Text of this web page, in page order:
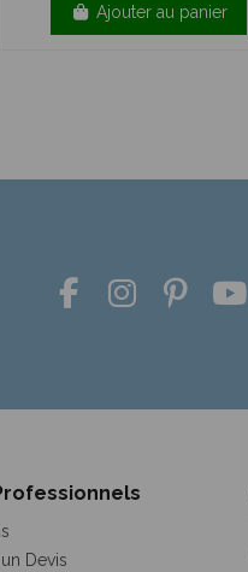
Ajouter au panier
Devis